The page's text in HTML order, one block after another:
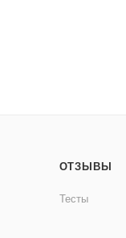
ОТЗЫВЫ
Тесты